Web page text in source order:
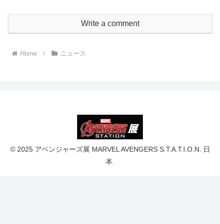
Write a comment
Home ニュース
© 2025 アベンジャーズ展 MARVEL AVENGERS S.T.A.T.I.O.N. 日
本.